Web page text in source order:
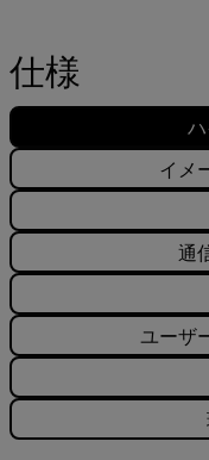
仕様
イメ
通
ユーザ